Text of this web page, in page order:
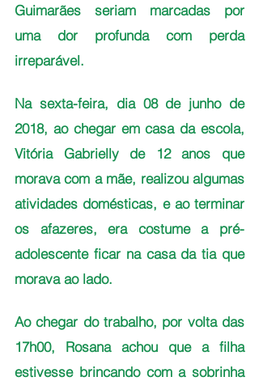
Guimarães seriam marcadas por
uma dor profunda com perda
irreparável.
Na sexta-feira, dia 08 de junho de
2018, ao chegar em casa da escola,
Vitória Gabrielly de 12 anos que
morava com a mãe, realizou algumas
atividades domésticas, e ao terminar
os afazeres, era costume a pré-
adolescente ficar na casa da tia que
morava ao lado.
Ao chegar do trabalho, por volta das
17h00, Rosana achou que a filha
estivesse brincando com a sobrinha